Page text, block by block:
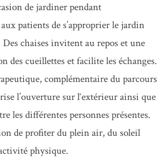
de jardiner pendant
patients de s’approprier le jardin
chaises invitent au repos et une
des cueillettes et facilite les échanges.
complémentaire du parcours
l’ouverture sur l‘extérieur ainsi que
les différentes personnes présentes.
de profiter du plein air, du soleil
physique.